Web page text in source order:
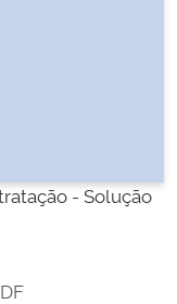
- Solução